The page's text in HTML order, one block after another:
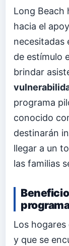
Long Beach
hacia el
necesitadas
de estímulo
brindar
programa
conocido
destinarán
llegar a un
las familias
Los
y que se